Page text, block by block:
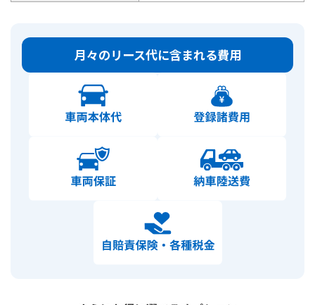
月々のリース代に含まれる費用